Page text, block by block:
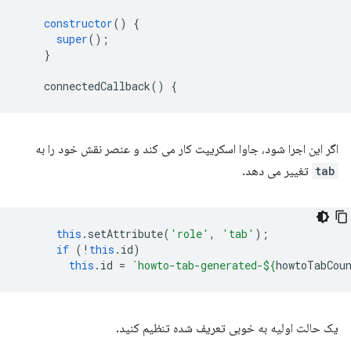
constructor()
{
super();
}
connectedCallback() {
اگر این اجرا شود، جاوا اسکریپت کار می کند و عنصر نقش خود را به
tab تغییر می دهد.
this . setAttribute( 'role' , 'tab' );
if ( ! this . id)
this . id = `howto-tab-generated-${
یک حالت اولیه به خوبی تعریف شده تنظیم کنید.